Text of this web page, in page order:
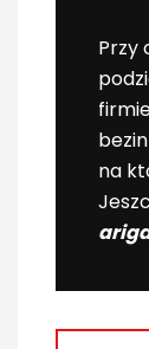
Przy
na